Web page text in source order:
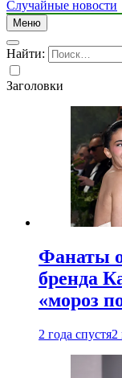
Случайные новости
Меню
Найти:
Заголовки
Фанаты
бренда
«мороз
2 года спустя2